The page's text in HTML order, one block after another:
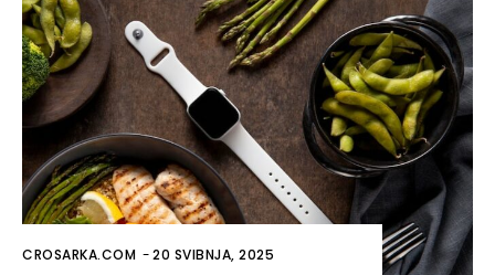
CROSARKA.COM -20 SVIBNJA, 2025